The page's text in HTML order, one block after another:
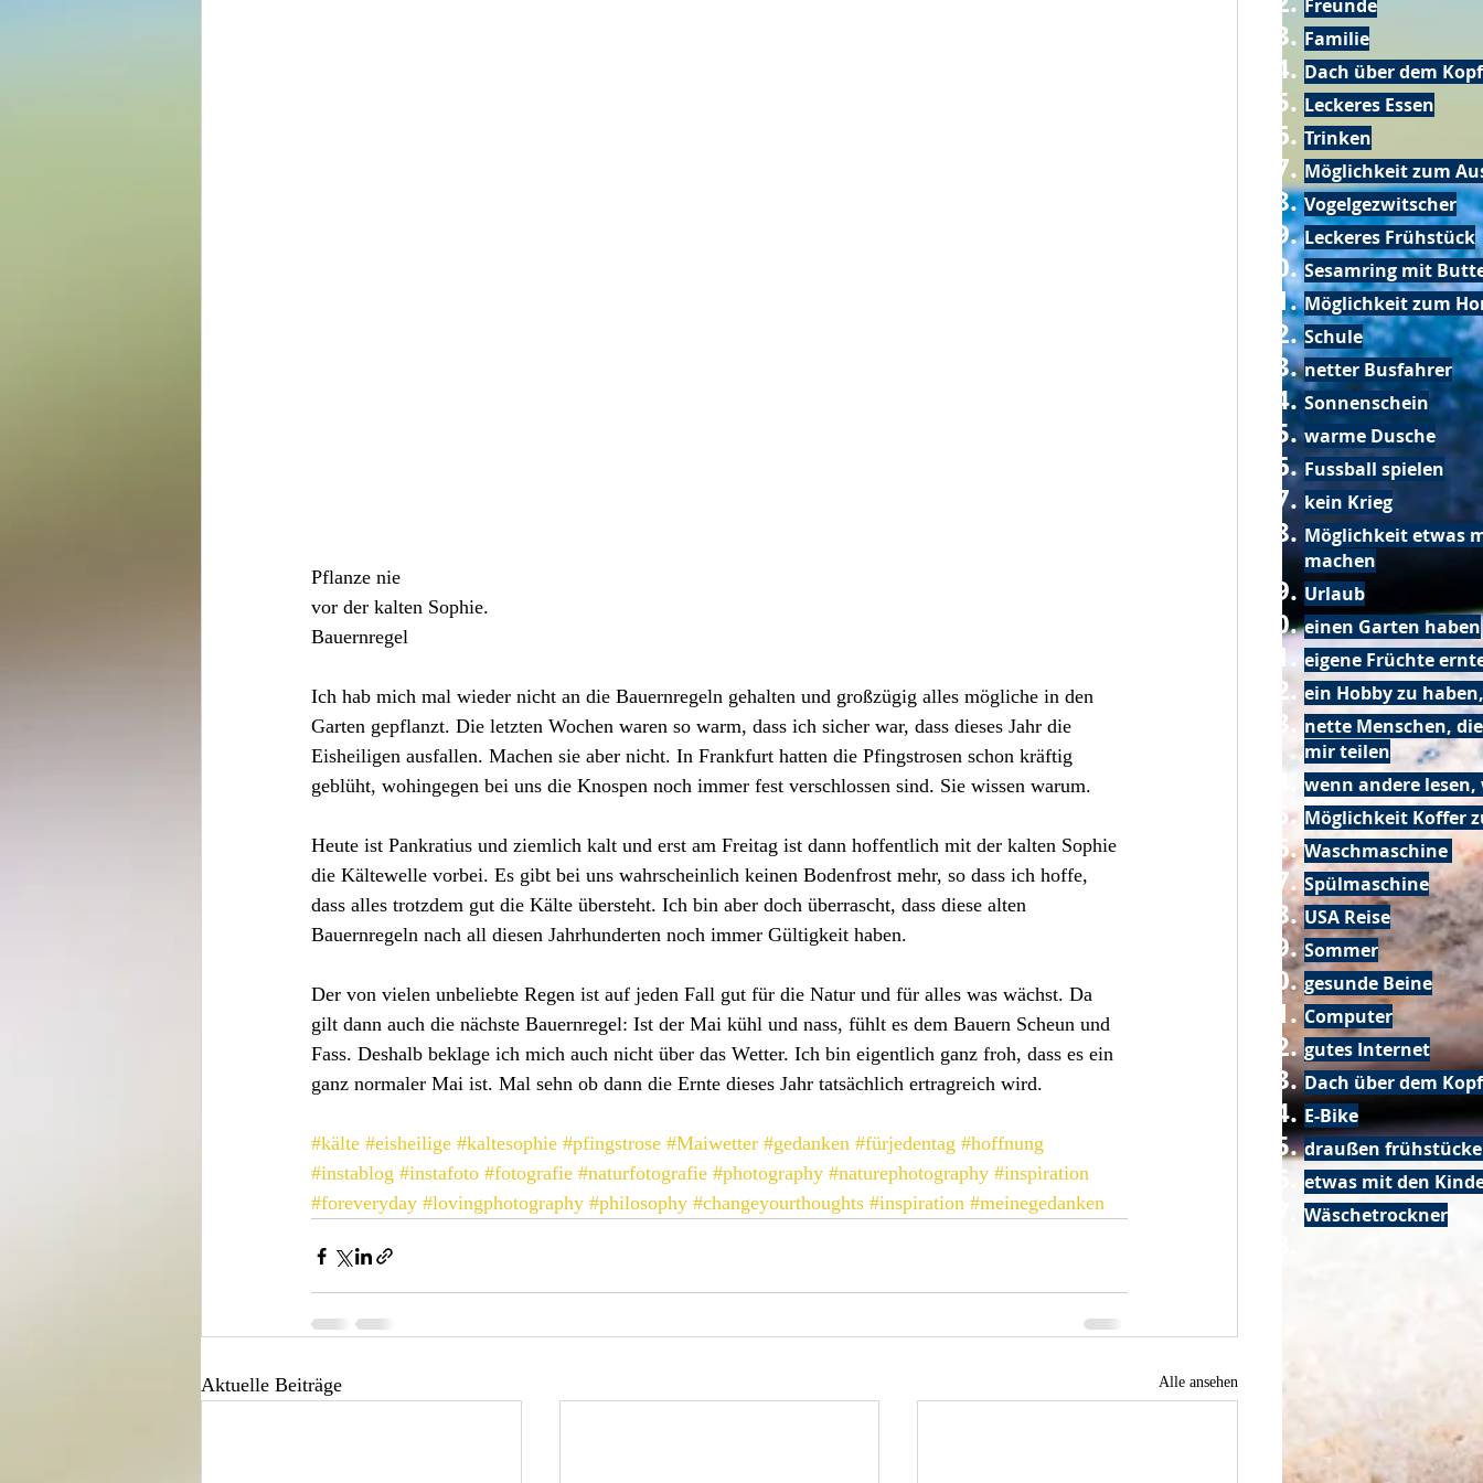
Pflanze nie
vor der kalten Sophie.
Bauernregel
Ich hab mich mal wieder nicht an die Bauernregeln gehalten und großzügig alles mögliche in den
Garten gepflanzt. Die letzten Wochen waren so warm, dass ich sicher war, dass dieses Jahr die
Eisheiligen ausfallen. Machen sie aber nicht. In Frankfurt hatten die Pfingstrosen schon kräftig
geblüht, wohingegen bei uns die Knospen noch immer fest verschlossen sind. Sie wissen warum.
Heute ist Pankratius und ziemlich kalt und erst am Freitag ist dann hoffentlich mit der kalten Sophie
die Kältewelle vorbei. Es gibt bei uns wahrscheinlich keinen Bodenfrost mehr, so dass ich hoffe,
dass alles trotzdem gut die Kälte übersteht. Ich bin aber doch überrascht, dass diese alten
Bauernregeln nach all diesen Jahrhunderten noch immer Gültigkeit haben.
Der von vielen unbeliebte Regen ist auf jeden Fall gut für die Natur und für alles was wächst. Da
gilt dann auch die nächste Bauernregel: Ist der Mai kühl und nass, fühlt es dem Bauern Scheun und
Fass. Deshalb beklage ich mich auch nicht über das Wetter. Ich bin eigentlich ganz froh, dass es ein
ganz normaler Mai ist. Mal sehn ob dann die Ernte dieses Jahr tatsächlich ertragreich wird.
#kälte #eisheilige #kaltesophie #pfingstrose #Maiwetter #gedanken #fürjedentag #hoffnung
#instablog #instafoto #fotografie #naturfotografie #photography #naturephotography #inspiration
#foreveryday #lovingphotography #philosophy #changeyourthoughts #inspiration #meinegedanken
Aktuelle Beiträge Alle ansehen
Freunde
Familie
Dach über dem Kopf
Leckeres Essen
Trinken
Möglichkeit zum
Vogelgezwitscher
Leckeres Frühstück
Sesamring mit
Möglichkeit zum
Schule
netter Busfahrer
Sonnenschein
warme Dusche
Fussball spielen
kein Krieg
Möglichkeit etwas
machen
Urlaub
einen Garten haben
eigene Früchte
ein Hobby zu
nette Menschen,
mir teilen
wenn andere lesen,
Möglichkeit Koffer
Waschmaschine
Spülmaschine
USA Reise
Sommer
gesunde Beine
Computer
gutes Internet
Dach über dem Kopf
E-Bike
draußen
etwas mit den
Wäschetrockner